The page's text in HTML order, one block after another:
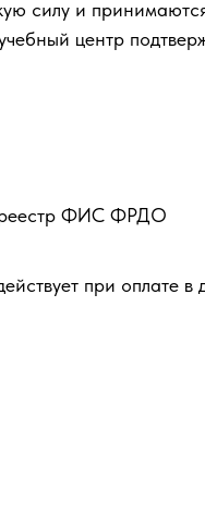
силу и
центр
реестр ФИС ФРДО
при оплате